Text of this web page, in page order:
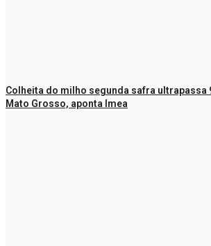
Colheita do milho segunda safra ultrapassa
Mato Grosso, aponta Imea